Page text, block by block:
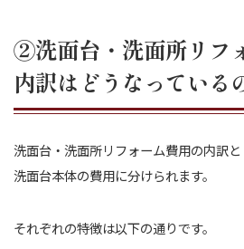
②洗面台・洗面所リフ
内訳はどうなっている
洗面台・洗面所リフォーム費用の内訳
洗面台本体の費用に分けられます。
それぞれの特徴は以下の通りです。